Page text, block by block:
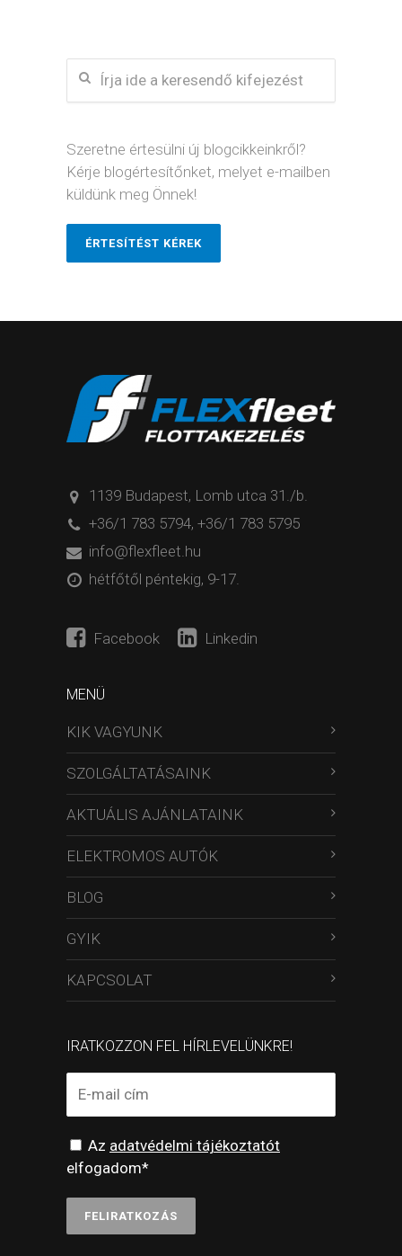
Szeretne értesülni új blogcikkeinkről?
Kérje blogértesítőnket, melyet e-mailben
küldünk meg Önnek!
ÉRTESÍTÉST KÉREK
1139 Budapest, Lomb utca 31./b.
+36/1 783 5794, +36/1 783 5795
info@flexfleet.hu
hétfőtől péntekig, 9-17.
Facebook Linkedin
MENÜ
KIK VAGYUNK
SZOLGÁLTATÁSAINK
AKTUÁLIS AJÁNLATAINK
ELEKTROMOS AUTÓK
BLOG
GYIK
KAPCSOLAT
IRATKOZZON FEL HÍRLEVELÜNKRE!
Az adatvédelmi tájékoztatót
elfogadom*